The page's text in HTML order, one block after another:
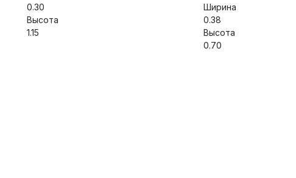
0.30
Высота
1.15
Ширина
0.38
Высота
0.70